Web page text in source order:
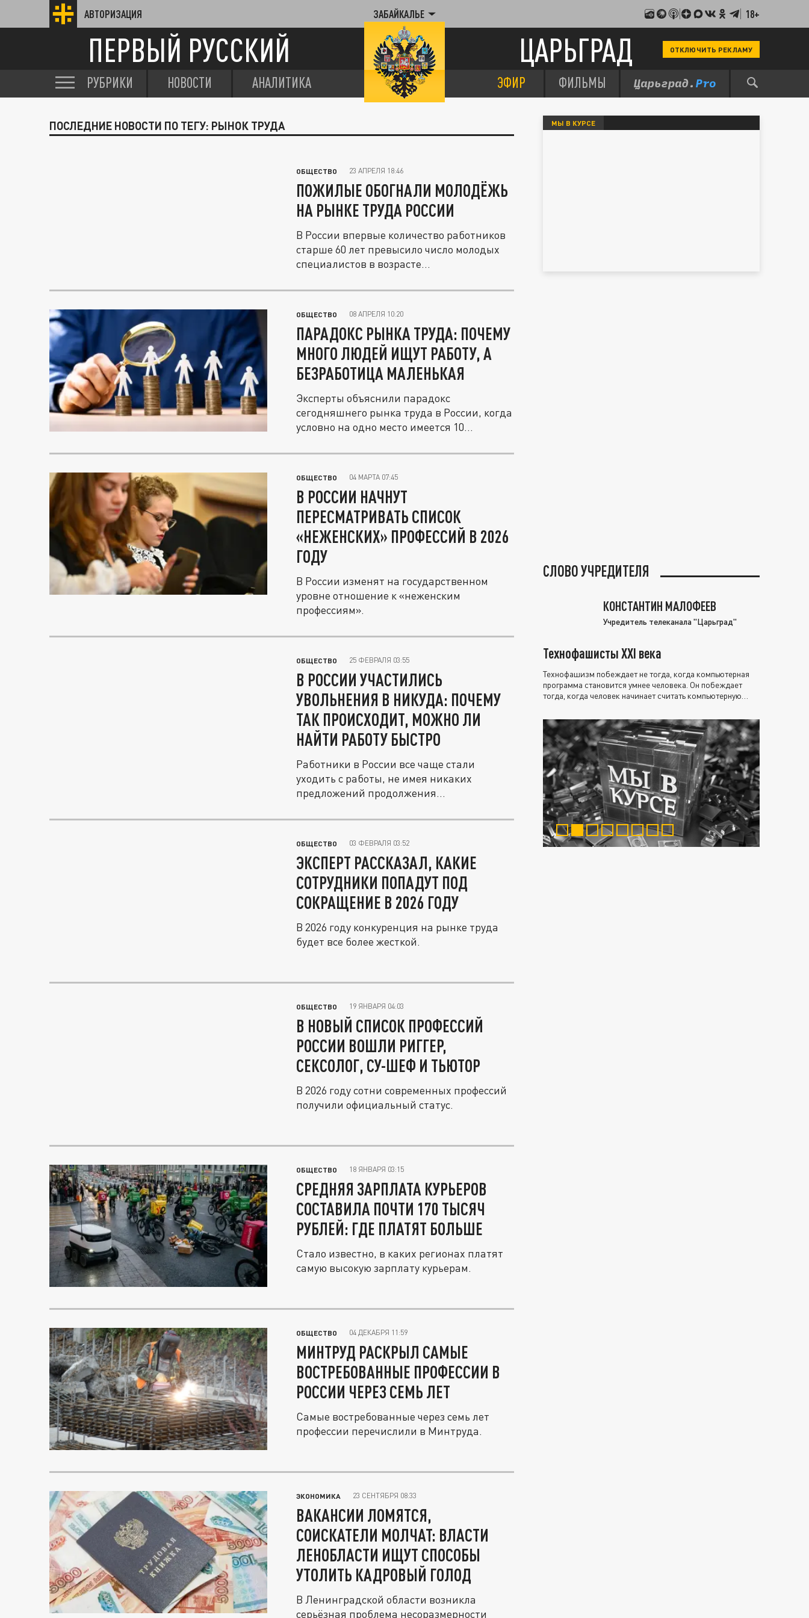
АВТОРИЗАЦИЯ ЗАБАЙКАЛЬЕ 18+
ПЕРВЫЙ РУССКИЙ ЦАРЬГРАД ОТКЛЮЧИТЬ РЕКЛАМУ
РУБРИКИ НОВОСТИ АНАЛИТИКА ЭФИР ФИЛЬМЫ
ПОСЛЕДНИЕ НОВОСТИ ПО ТЕГУ: РЫНОК ТРУДА
ОБЩЕСТВО 23 АПРЕЛЯ 18:46
ПОЖИЛЫЕ ОБОГНАЛИ МОЛОДЁЖЬ
НА РЫНКЕ ТРУДА РОССИИ
В России впервые количество работников
старше 60 лет превысило число молодых
специалистов в возрасте...
ОБЩЕСТВО 08 АПРЕЛЯ 10:20
ПАРАДОКС РЫНКА ТРУДА: ПОЧЕМУ
МНОГО ЛЮДЕЙ ИЩУТ РАБОТУ, А
БЕЗРАБОТИЦА МАЛЕНЬКАЯ
Эксперты объяснили парадокс
сегодняшнего рынка труда в России, когда
условно на одно место имеется 10...
ОБЩЕСТВО 04 МАРТА 07:45
В РОССИИ НАЧНУТ
ПЕРЕСМАТРИВАТЬ СПИСОК
«НЕЖЕНСКИХ» ПРОФЕССИЙ В 2026
ГОДУ
В России изменят на государственном
уровне отношение к «неженским
профессиям».
ОБЩЕСТВО 25 ФЕВРАЛЯ 03:55
В РОССИИ УЧАСТИЛИСЬ
УВОЛЬНЕНИЯ В НИКУДА: ПОЧЕМУ
ТАК ПРОИСХОДИТ, МОЖНО ЛИ
НАЙТИ РАБОТУ БЫСТРО
Работники в России все чаще стали
уходить с работы, не имея никаких
предложений продолжения
ОБЩЕСТВО 03 ФЕВРАЛЯ 03:52
ЭКСПЕРТ РАССКАЗАЛ, КАКИЕ
СОТРУДНИКИ ПОПАДУТ ПОД
СОКРАЩЕНИЕ В 2026 ГОДУ
В 2026 году конкуренция на рынке труда
будет все более жесткой.
ОБЩЕСТВО 19 ЯНВАРЯ 04:03
В НОВЫЙ СПИСОК ПРОФЕССИЙ
РОССИИ ВОШЛИ РИГГЕР,
СЕКСОЛОГ, СУ-ШЕФ И ТЬЮТОР
В 2026 году сотни современных профессий
получили официальный статус.
ОБЩЕСТВО 18 ЯНВАРЯ 03:15
СРЕДНЯЯ ЗАРПЛАТА КУРЬЕРОВ
СОСТАВИЛА ПОЧТИ 170 ТЫСЯЧ
РУБЛЕЙ: ГДЕ ПЛАТЯТ БОЛЬШЕ
Стало известно, в каких регионах платят
самую высокую зарплату курьерам.
ОБЩЕСТВО 04 ДЕКАБРЯ 11:59
МИНТРУД РАСКРЫЛ САМЫЕ
ВОСТРЕБОВАННЫЕ ПРОФЕССИИ В
РОССИИ ЧЕРЕЗ СЕМЬ ЛЕТ
Самые востребованные через семь лет
профессии перечислили в Минтруда.
ЭКОНОМИКА 23 СЕНТЯБРЯ 08:33
ВАКАНСИИ ЛОМЯТСЯ,
СОИСКАТЕЛИ МОЛЧАТ: ВЛАСТИ
ЛЕНОБЛАСТИ ИЩУТ СПОСОБЫ
УТОЛИТЬ КАДРОВЫЙ ГОЛОД
В Ленинградской области возникла
серьёзная проблема несоразмерности
МЫ В КУРСЕ
СЛОВО УЧРЕДИТЕЛЯ
КОНСТАНТИН МАЛОФЕЕВ
Учредитель телеканала "Царьград"
Технофашисты XXI века
Технофашизм побеждает не тогда, когда компьютерная
программа становится умнее человека. Он побеждает
тогда, когда человек начинает считать компьютерную